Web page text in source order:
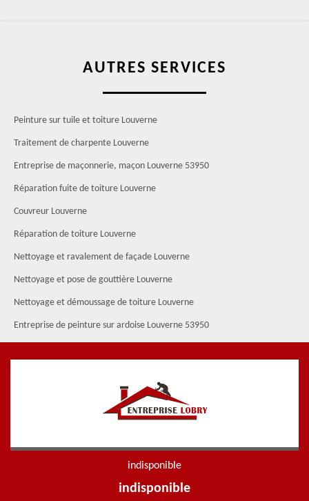
AUTRES SERVICES
Peinture sur tuile et toiture Louverne
Traitement de charpente Louverne
Entreprise de maçonnerie, maçon Louverne 53950
Réparation fuite de toiture Louverne
Couvreur Louverne
Réparation de toiture Louverne
Nettoyage et ravalement de façade Louverne
Nettoyage et pose de gouttière Louverne
Nettoyage et démoussage de toiture Louverne
Entreprise de peinture sur ardoise Louverne 53950
indisponible
indisponible